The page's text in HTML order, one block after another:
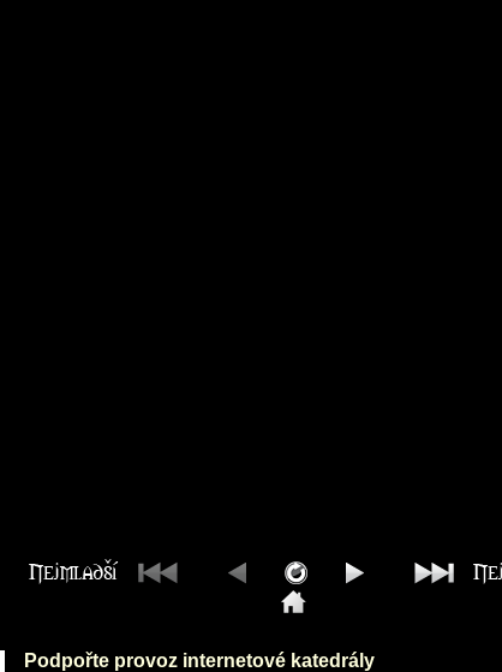
Podpořte provoz internetové katedrály